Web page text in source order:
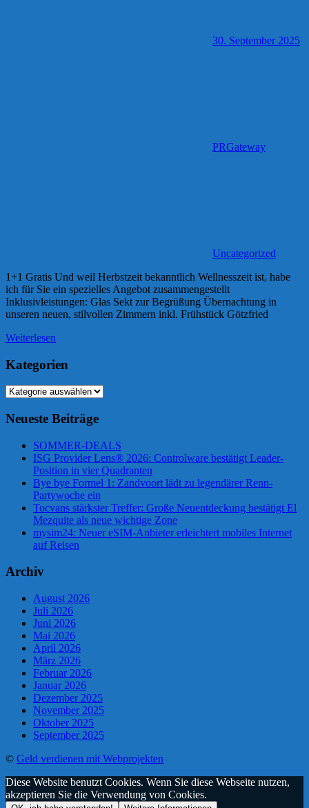
30. September 2025
PRGateway
Uncategorized
1+1 Gratis Und weil Herbstzeit bekanntlich Wellnesszeit ist, habe
ich für Sie ein spezielles Angebot zusammengestellt
Inklusivleistungen: Glas Sekt zur Begrüßung Übernachtung in
unseren neuen, stilvollen Zimmern inkl. Frühstück Götzfried
Weiterlesen
Kategorien
Kategorien
Neueste Beiträge
SOMMER-DEALS
ISG Provider Lens® 2026: Controlware bestätigt Leader-
Position in vier Quadranten
Bye bye Formel 1: Zandvoort lädt zu legendärer Renn-
Partywoche ein
Tocvans stärkster Treffer: Große Neuentdeckung bestätigt El
Mezquite als neue wichtige Zone
mysim24: Neuer eSIM-Anbieter erleichtert mobiles Internet
auf Reisen
Archiv
August 2026
Juli 2026
Juni 2026
Mai 2026
April 2026
März 2026
Februar 2026
Januar 2026
Dezember 2025
November 2025
Oktober 2025
September 2025
© Geld verdienen mit Webprojekten
Diese Website benutzt Cookies. Wenn Sie diese Webseite nutzen,
akzeptieren Sie die Verwendung von Cookies.